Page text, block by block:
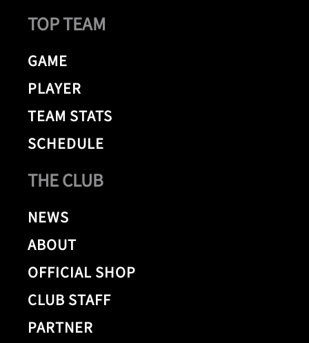
THE CLUB
NEWS
ABOUT
OFFICIAL SHOP
CLUB STAFF
PARTNER
TOP TEAM
GAME
PLAYER
TEAM STATS
SCHEDULE